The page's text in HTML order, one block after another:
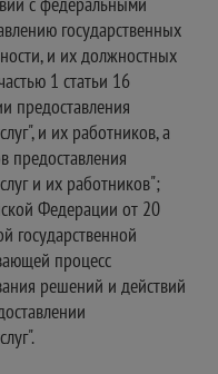
государственных
и их должностных
1 статьи 16
предоставления
и их работников, а
предоставления
и их работников";
Федерации от 20
государственной
процесс
решений и действий